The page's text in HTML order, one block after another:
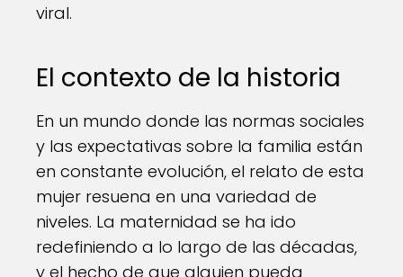
viral.
El contexto de la historia
En un mundo donde las normas sociales
y las expectativas sobre la familia están
en constante evolución, el relato de esta
mujer resuena en una variedad de
niveles. La maternidad se ha ido
redefiniendo a lo largo de las décadas,
y el hecho de que alguien pueda